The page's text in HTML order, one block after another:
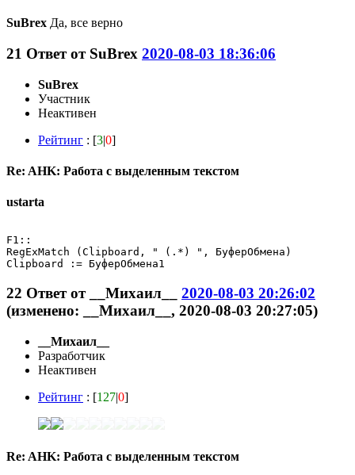
SuBrex Да, все верно
21 Ответ от SuBrex 2020-08-03 18:36:06
SuBrex
Участник
Неактивен
Рейтинг : [3|0]
Re: AHK: Работа с выделенным текстом
ustarta
F1::
RegExMatch (Clipboard, " (.*) ", БуферОбмена)
22 Ответ от __Михаил__
2020-08-03 20:26:02
(изменено: __Михаил__, 2020-08-03 20:27:05)
__Михаил__
Разработчик
Неактивен
Рейтинг : [127|0]
Re: AHK: Работа с выделенным текстом